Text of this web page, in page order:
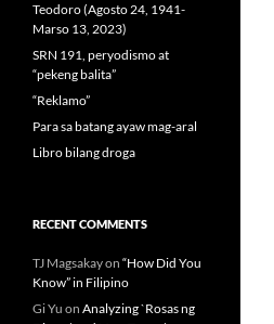
Teodoro (Agosto 24, 1941-
Marso 13, 2023)
SRN 191, peryodismo at
“pekeng balita”
“Reklamo”
Para sa batang ayaw mag-aral
Libro bilang droga
RECENT COMMENTS
TJ Magsakayon “How Did You
Know” in Filipino
Gi Yu on Analyzing `Rosas ng